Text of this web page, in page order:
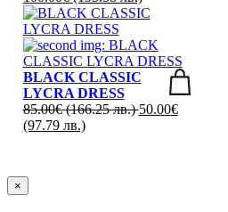
BLACK CLASSIC
LYCRA DRESS
85.00€ (166.25 лв.) 50.00€
(97.79 лв.)
×